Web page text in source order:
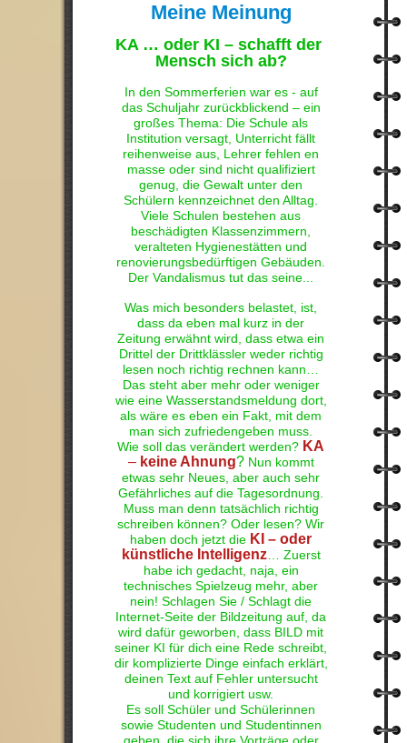
Meine Meinung
KA … oder KI – schafft der
Mensch sich ab?
In den Sommerferien war es - auf
das Schuljahr zurückblickend – ein
großes Thema: Die Schule als
Institution versagt, Unterricht fällt
reihenweise aus, Lehrer fehlen en
masse oder sind nicht qualifiziert
genug, die Gewalt unter den
Schülern kennzeichnet den Alltag.
Viele Schulen bestehen aus
beschädigten Klassenzimmern,
veralteten Hygienestätten und
renovierungsbedürftigen Gebäuden.
Der Vandalismus tut das seine...
Was mich besonders belastet, ist,
dass da eben mal kurz in der
Zeitung erwähnt wird, dass etwa ein
Drittel der Drittklässler weder richtig
lesen noch richtig rechnen kann…
Das steht aber mehr oder weniger
wie eine Wasserstandsmeldung dort,
als wäre es eben ein Fakt, mit dem
man sich zufriedengeben muss.
Wie soll das verändert werden? KA
– keine Ahnung? Nun kommt
etwas sehr Neues, aber auch sehr
Gefährliches auf die Tagesordnung.
Muss man denn tatsächlich richtig
schreiben können? Oder lesen? Wir
haben doch jetzt die KI – oder
künstliche Intelligenz … Zuerst
habe ich gedacht, naja, ein
technisches Spielzeug mehr, aber
nein! Schlagen Sie / Schlagt die
Internet-Seite der Bildzeitung auf, da
wird dafür geworben, dass BILD mit
seiner KI für dich eine Rede schreibt,
dir komplizierte Dinge einfach erklärt,
deinen Text auf Fehler untersucht
und korrigiert usw.
Es soll Schüler und Schülerinnen
sowie Studenten und Studentinnen